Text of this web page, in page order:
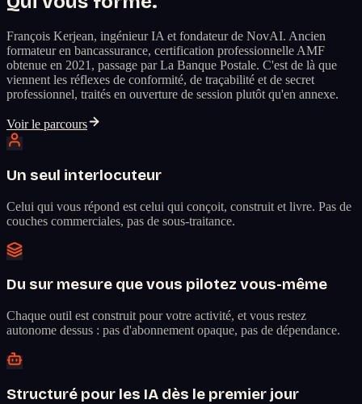
François Kerjean, ingénieur IA et fondateur de NovAI. Ancien
formateur en bancassurance, certification professionnelle AMF
obtenue en 2021, passage par La Banque Postale. C'est de là que
viennent les réflexes de conformité, de traçabilité et de secret
professionnel, traités en ouverture de session plutôt qu'en annexe.
Voir le parcours
Un seul interlocuteur
Celui qui vous répond est celui qui conçoit, construit et livre. Pas de
couches commerciales, pas de sous-traitance.
Du sur mesure que vous pilotez vous-même
Chaque outil est construit pour votre activité, et vous restez
autonome dessus : pas d'abonnement opaque, pas de dépendance.
Structuré pour les IA dès le premier jour